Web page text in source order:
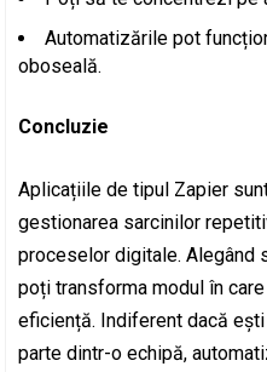
Automatizările pot
oboseală.
Concluzie
Aplicațiile de tipul Zapier
gestionarea sarcinilor
proceselor digitale. Alegând
poți transforma modul în
eficiență. Indiferent dacă
parte dintr-o echipă,